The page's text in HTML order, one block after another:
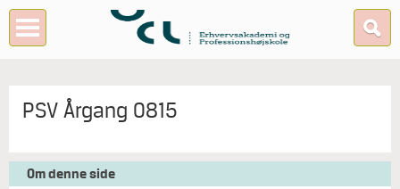
PSV Årgang 0815
Om denne side